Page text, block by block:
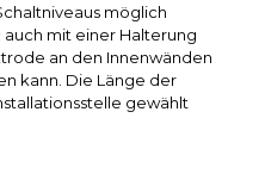
möglich
auch mit einer Halterung
an den Innenwänden
kann. Die Länge der
gewählt